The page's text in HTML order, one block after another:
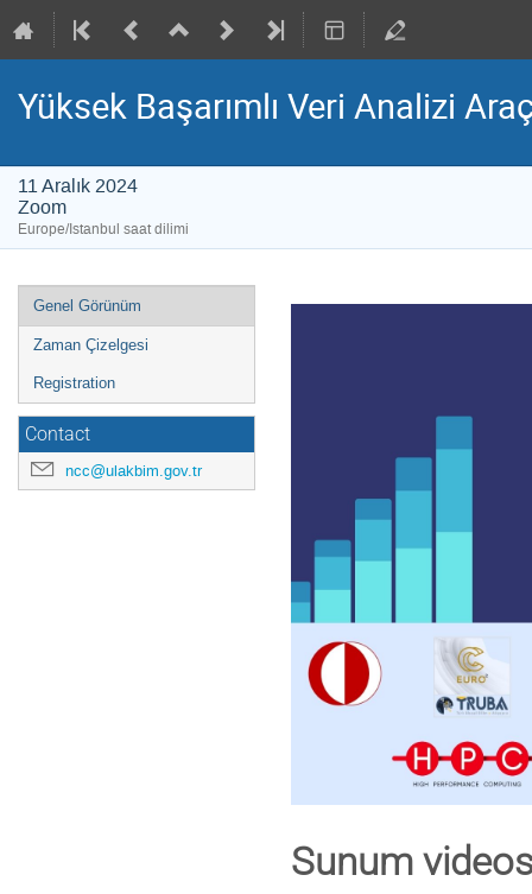
Yüksek Başarımlı Veri Analizi
11 Aralık 2024
Zoom
Europe/Istanbul saat dilimi
Event
menu
Genel Görünüm
Zaman Çizelgesi
Registration
Contact
ncc@ulakbim.gov.tr
Sunum